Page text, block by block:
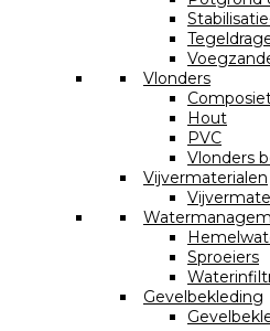
Vlonders
Hout
PVC
Vlonders
Vijvermaterialen
Sproeiers
Gevelbekleding